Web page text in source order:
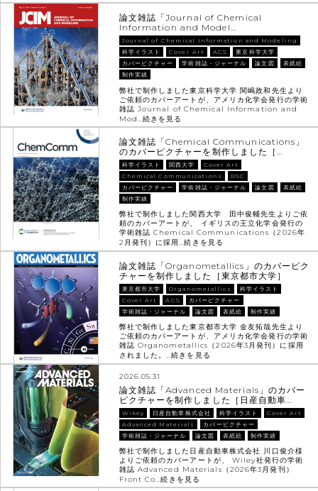
論文雑誌「Journal of Chemical
Information and Model…
Journal of Chemical Information and Modeling
科学イラスト
Cover Art ACS
東京科学大学
カバーピクチャー
学術雑誌・ジャーナル 論文図
表紙絵
制作実績
弊社で制作しました東京科学大学 関嶋政和先生より
ご依頼のカバーアートが、アメリカ化学会発行の学術
雑誌 Journal of Chemical Information and
Mod…続きを見る
論文雑誌「Chemical Communications」
のカバーピクチャーを制作しました［…
科学イラスト 関西大学
Cover Art
Chemical Communications
RSC
カバーピクチャー
学術雑誌・ジャーナル 論文図
表紙絵
制作実績
弊社で制作しました関西大学 田中俊輔先生よりご依
頼のカバーアートが、 イギリスの王立化学会発行の
学術雑誌 Chemical Communications（2026年
2月発刊）に採用…続きを見る
論文雑誌「Organometallics」のカバーピク
チャーを制作しました［東京都市大学］
東京都市大学 Organometallics
科学イラスト
Cover Art
ACS
カバーピクチャー
学術雑誌・ジャーナル
論文図 表紙絵 制作実績
弊社で制作しました東京都市大学 金友拓哉先生より
ご依頼のカバーアートが、アメリカ化学会発行の学術
雑誌 Organometallics（2026年3月発刊）に採用
されました。…続きを見る
2026.05.31
論文雑誌「Advanced Materials」のカバー
ピクチャーを制作しました［日産自動車…
Wikey 日産自動車株式会社 科学イラスト
Cover Art
Advanced Materials
カバーピクチャー
学術雑誌・ジャーナル
論文図 表紙絵 制作実績
弊社で制作しました日産自動車株式会社 川口俊介様
よりご依頼のカバーアートが、 Wiley社発行の学術
雑誌 Advanced Materials（2026年3月発刊）
Front Co…続きを見る